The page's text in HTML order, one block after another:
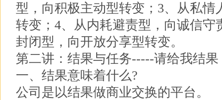
型，向积极主动型转变；3、从私情
转变；4、从内耗避责型，向诚信守
封闭型，向开放分享型转变。
第二讲：结果与任务-----请给我结果
一、结果意味着什么?
公司是以结果做商业交换的平台。